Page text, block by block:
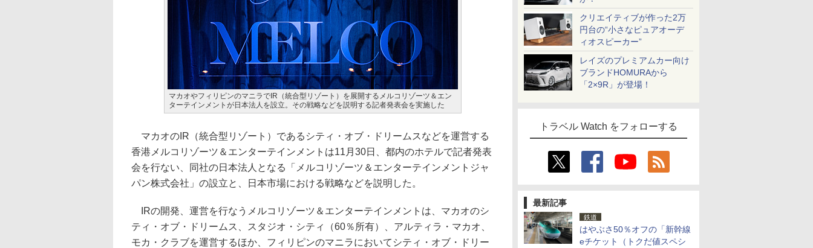
クリエイティブが作った2万
円台の“小さなピュアオーデ
ィオスピーカー”
レイズのプレミアムカー向け
ブランドHOMURAから
「2×9R」が登場！
トラベル Watch をフォローする
最新記事
鉄道
はやぶさ50％オフの「新幹線
eチケット（トクだ値スペシ
マカオやフィリピンのマニラでIR（統合型リゾート）を展開するメルコリゾーツ＆エン
ターテインメントが日本法人を設立。その戦略などを説明する記者発表会を実施した
マカオのIR（統合型リゾート）であるシティ・オブ・ドリームスなどを運営する
香港メルコリゾーツ＆エンターテインメントは11月30日、都内のホテルで記者発表
会を行ない、同社の日本法人となる「メルコリゾーツ＆エンターテインメントジャ
パン株式会社」の設立と、日本市場における戦略などを説明した。
IRの開発、運営を行なうメルコリゾーツ＆エンターテインメントは、マカオのシ
ティ・オブ・ドリームス、スタジオ・シティ（60％所有）、アルティラ・マカオ、
モカ・クラブを運営するほか、フィリピンのマニラにおいてシティ・オブ・ドリー